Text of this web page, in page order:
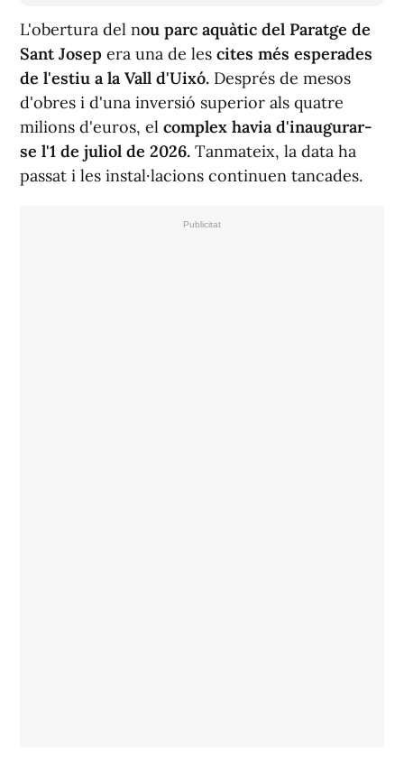
L'obertura del nou parc aquàtic del Paratge de
Sant Josep era una de les cites més esperades
de l'estiu a la Vall d'Uixó. Després de mesos
d'obres i d'una inversió superior als quatre
milions d'euros, el complex havia d'inaugurar-
se l'1 de juliol de 2026. Tanmateix, la data ha
passat i les instal·lacions continuen tancades.